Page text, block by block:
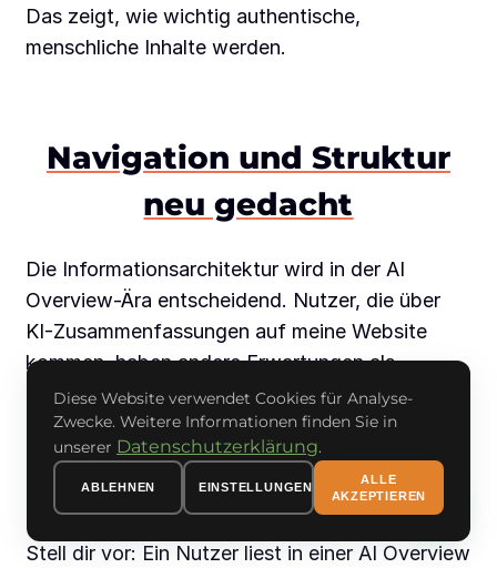
Das zeigt, wie wichtig authentische,
menschliche Inhalte werden.
Navigation und Struktur
neu gedacht
Die Informationsarchitektur wird in der AI
Overview-Ära entscheidend. Nutzer, die über
KI-Zusammenfassungen auf meine Website
kommen, haben andere Erwartungen als
traditionelle Google-Besucher.
Sie kommen mit spezifischem Vorwissen und
konkreteren Fragen. Meine Website-Struktur
muss das berücksichtigen.
Stell dir vor: Ein Nutzer liest in einer AI Overview
Diese Website verwendet Cookies für Analyse-
Zwecke. Weitere Informationen finden Sie in
unserer Datenschutzerklärung.
ABLEHNEN EINSTELLUNGEN
ALLE
AKZEPTIEREN